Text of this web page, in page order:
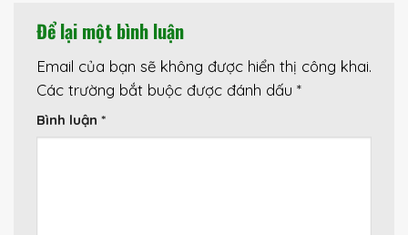
Để lại một bình luận
Email của bạn sẽ không được hiển thị công khai.
Các trường bắt buộc được đánh dấu *
Bình luận *